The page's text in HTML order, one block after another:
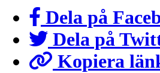
Dela på
Dela på
Kopiera